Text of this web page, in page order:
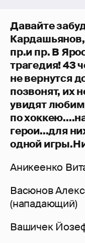
Давайте
Кардашьянов,
пр.и пр. В
трагедия! 43
не вернутся
позвонят, их
увидят
по
герои...для
одной
Аникеенко
Васюнов
(нападающий)
Вашичек